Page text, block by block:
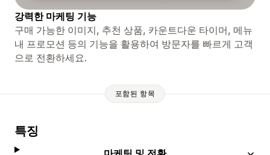
강력한 마케팅 기능
구매 가능한 이미지, 추천 상품, 카운트다운 타이머, 메뉴
내 프로모션 등의 기능을 활용하여 방문자를 빠르게 고객
으로 전환하세요.
포함된 항목
특징